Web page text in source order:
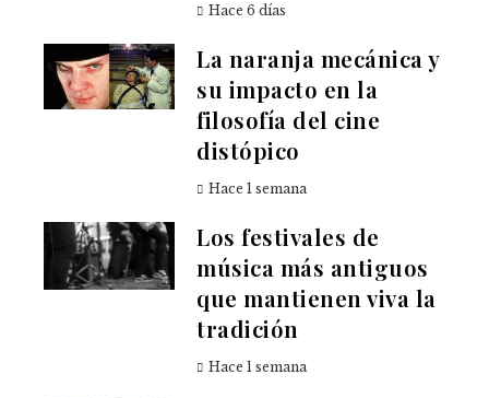
Hace 6 días
La naranja mecánica y
su impacto en la
filosofía del cine
distópico
Hace 1 semana
Los festivales de
música más antiguos
que mantienen viva la
tradición
Hace 1 semana